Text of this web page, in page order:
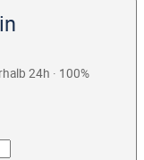
24h · 100%